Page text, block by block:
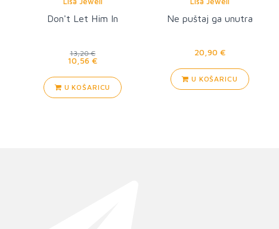
Don't Let Him In
13,20 €
10,56 €
U KOŠARICU
Ne puštaj ga unutra
20,90 €
U KOŠARICU